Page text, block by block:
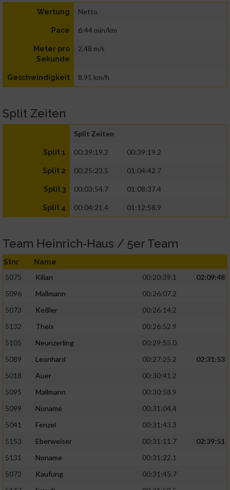
Wertung Netto
Pace 6:44 min/km
Meter pro
Sekunde
2,48 m/s
Geschwindigkeit 8,91 km/h
Split Zeiten
Split Zeiten
Split 1 00:39:19.2 00:39:19.2
Split 2 00:25:23.5 01:04:42.7
Split 3 00:03:54.7 01:08:37.4
Split 4 00:04:21.4 01:12:58.9
Team Heinrich-Haus / 5er Team
Stnr Name
5075 Kilian 00:20:39.1
02:09:48
5096
Mallmann
00:26:07.2
5073
Keßler
00:26:14.2
5132
Theis
00:26:52.9
5105
Neunzerling
00:29:55.0
5089
Leonhard 00:27:25.2
02:31:53
5018
Auer
00:30:41.2
5095
Mallmann
00:30:58.9
5099
Noname
00:31:04.4
5041
Fenzel
00:31:43.3
5153
Eberweiser 00:31:11.7
02:39:51
5131
Noname
00:31:22.1
5072
Kaufung
00:31:45.7